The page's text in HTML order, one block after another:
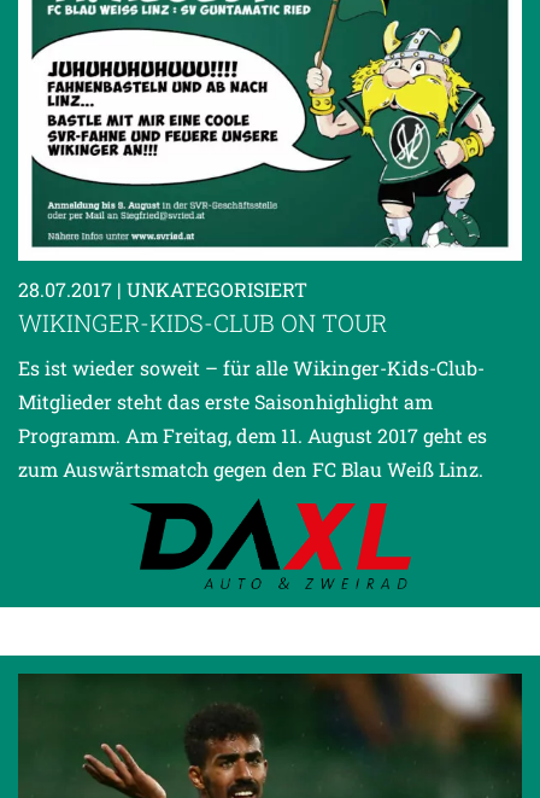
28.07.2017 | UNKATEGORISIERT
WIKINGER-KIDS-CLUB ON TOUR
Es ist wieder soweit – für alle Wikinger-Kids-Club-
Mitglieder steht das erste Saisonhighlight am
Programm. Am Freitag, dem 11. August 2017 geht es
zum Auswärtsmatch gegen den FC Blau Weiß Linz.